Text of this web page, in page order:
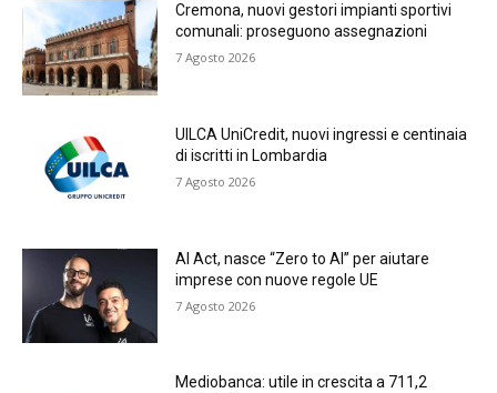
Cremona, nuovi gestori impianti sportivi
comunali: proseguono assegnazioni
7 Agosto 2026
UILCA UniCredit, nuovi ingressi e centinaia
di iscritti in Lombardia
7 Agosto 2026
AI Act, nasce “Zero to AI” per aiutare
imprese con nuove regole UE
7 Agosto 2026
Mediobanca: utile in crescita a 711,2